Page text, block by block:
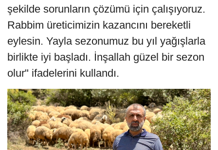
şekilde sorunların çözümü için çalışıyoruz.
Rabbim üreticimizin kazancını bereketli
eylesin. Yayla sezonumuz bu yıl yağışlarla
birlikte iyi başladı. İnşallah güzel bir sezon
olur" ifadelerini kullandı.